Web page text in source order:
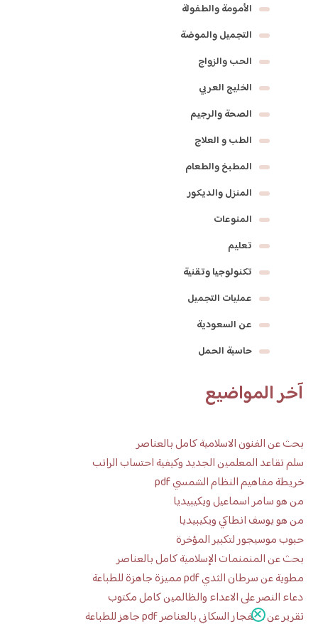
الأمومة والطفولة
التجميل والموضة
الحب والزواج
الخليج العربي
الصحة والرجيم
الطب و العلاج
المطبخ والطعام
المنزل والديكور
المنوعات
تعليم
تكنولوجيا وتقنية
عمليات التجميل
عن السعودية
حاسبة الحمل
آخر المواضيع
بحث عن الفنون الاسلامية كامل بالعناصر
سلم تقاعد المعلمين الجديد وكيفية احتساب الراتب
خريطة مفاهيم النظام الشمسي pdf
من هو سامر اسماعيل ويكيبيديا
من هو يوسف انطاكي ويكيبيديا
حبوب موسيجور لتكبير المؤخرة
بحث عن المنمنمات الإسلامية كامل بالعناصر
مطوية عن سرطان الثدي pdf مميزة جاهزة للطباعة
دعاء النصر على الاعداء والظالمين كامل مكتوب
تقرير عن الانفجار السكاني بالعناصر pdf جاهز للطباعة